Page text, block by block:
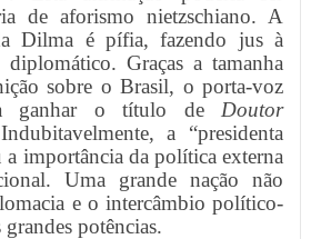
de aforismo nietzschiano. A
Dilma é pífia, fazendo jus à
Graças a tamanha
sobre o Brasil, o porta-voz
ganhar o título de Doutor
a “presidenta
importância da política externa
Uma grande nação não
e o intercâmbio político-
potências.